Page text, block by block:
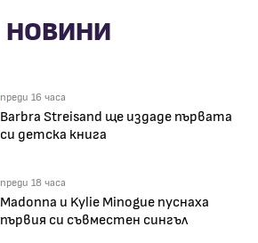
НОВИНИ
преди 16 часа
Barbra Streisand ще издаде първата
си детска книга
преди 18 часа
Madonna и Kylie Minogue пуснаха
първия си съвместен сингъл